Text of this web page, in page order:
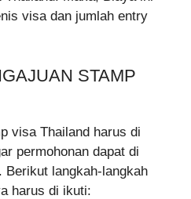
visa dan jumlah entry
STAMP
visa Thailand harus di
permohonan dapat di
Berikut langkah-langkah
harus di ikuti: